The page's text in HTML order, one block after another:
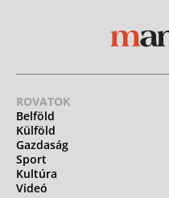
ROVATOK
Belföld
Külföld
Gazdaság
Sport
Kultúra
Videó